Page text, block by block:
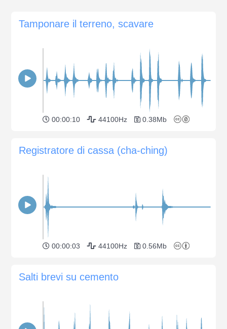
Tamponare il terreno, scavare
00:00:10 44100Hz 0.38Mb
Registratore di cassa (cha-ching)
00:00:03 44100Hz 0.56Mb
Salti brevi su cemento